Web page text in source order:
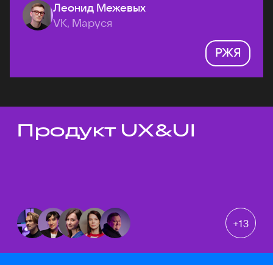
Леонид Межевых
VK, Маруся
РЖЯ
Темы докладов
Продукт UX&UI
+13